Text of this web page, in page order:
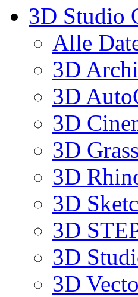
3D Studio
Alle
3D
3D
3D
3D
3D
3D
3D
3D
3D